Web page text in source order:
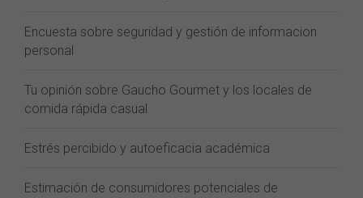
Encuesta sobre seguridad y gestión de informacion
personal
Tu opinión sobre Gaucho Gourmet y los locales de
comida rápida casual
Estrés percibido y autoeficacia académica
Estimación de consumidores potenciales de